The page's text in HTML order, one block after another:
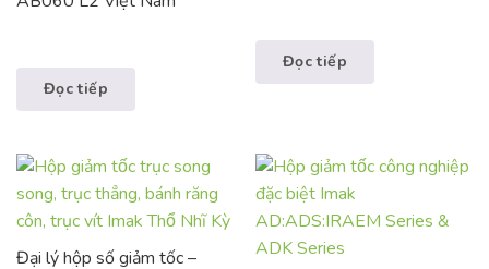
Đọc tiếp
Đọc tiếp
Đại lý hộp số giảm tốc –